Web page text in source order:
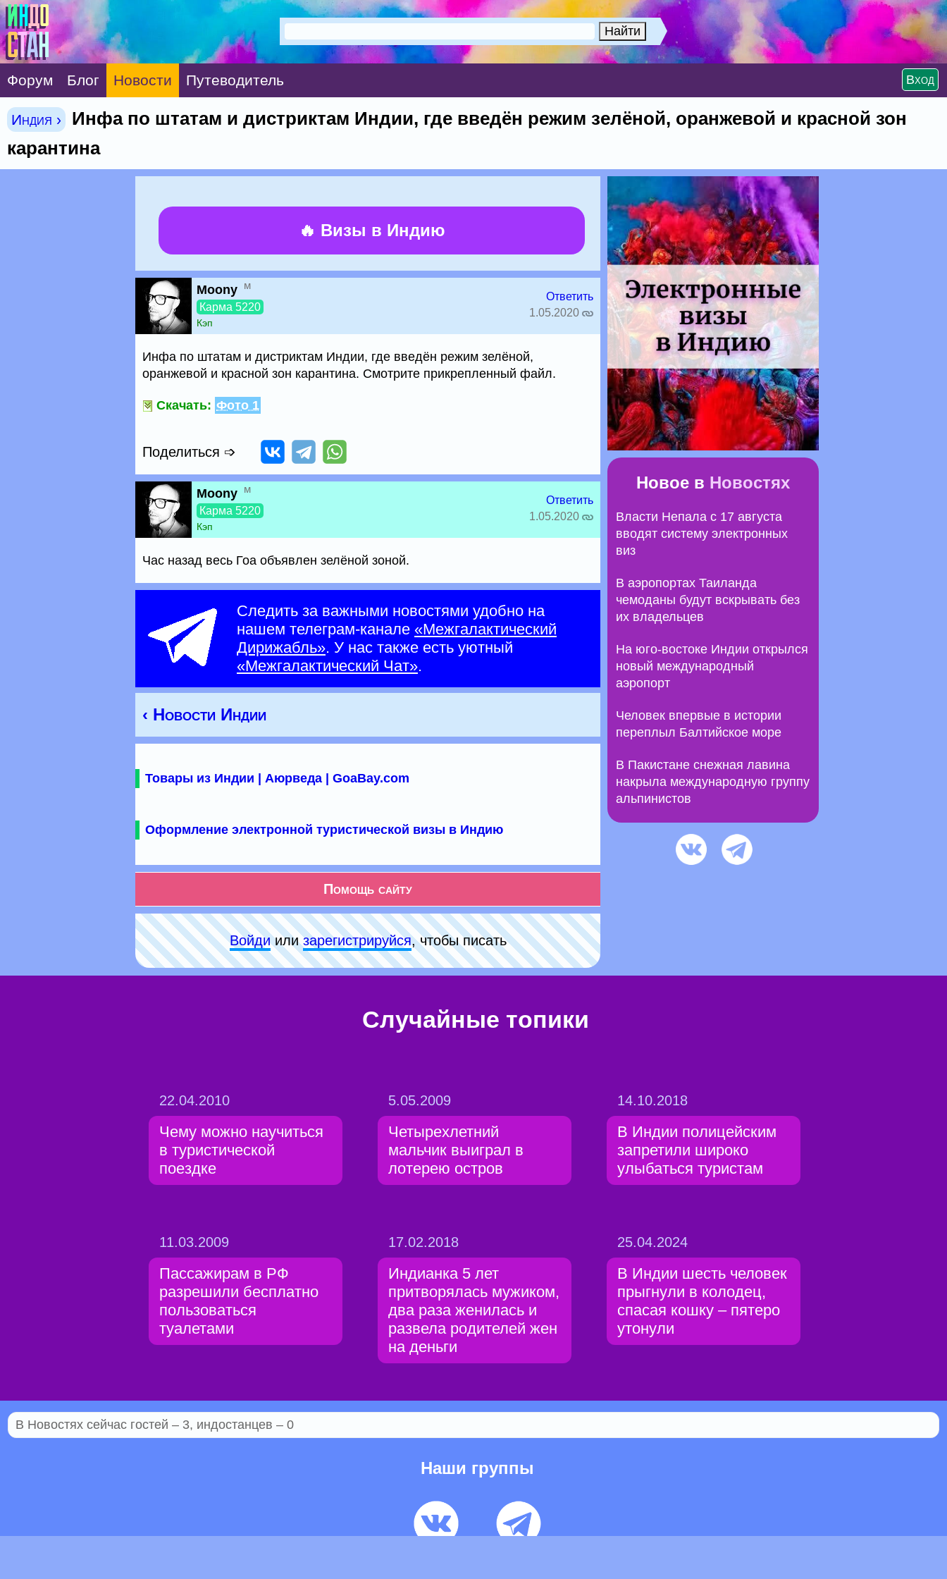
Форум Блог Новости Путеводитель Вход
Индия ›
Инфа по штатам и дистриктам Индии, где введён режим зелёной, оранжевой и красной зон
карантина
🔥 Визы в Индию
Moony м
Карма 5220
Кэп
Ответить
1.05.2020
Инфа по штатам и дистриктам Индии, где введён режим зелёной,
оранжевой и красной зон карантина. Смотрите прикрепленный файл.
Скачать: Фото 1
Поделиться ➩
Moony м
Карма 5220
Кэп
Ответить
1.05.2020
Час назад весь Гоа объявлен зелёной зоной.
Следить за важными новостями удобно на
нашем телеграм-канале «Межгалактический
Дирижабль». У нас также есть уютный
«Межгалактический Чат».
‹ Новости Индии
Товары из Индии | Аюрведа | GoaBay.com
Оформление электронной туристической визы в Индию
Помощь сайту
Войдиилизарeгиcтpируйся, чтобы писать
Новое в Новостях
Власти Непала с 17 августа
вводят систему электронных
виз
В аэропортах Таиланда
чемоданы будут вскрывать без
их владельцев
На юго-востоке Индии открылся
новый международный
аэропорт
Человек впервые в истории
переплыл Балтийское море
В Пакистане снежная лавина
накрыла международную группу
альпинистов
Случайные топики
22.04.2010
Чему можно научиться
в туристической
поездке
5.05.2009
Четырехлетний
мальчик выиграл в
лотерею остров
14.10.2018
В Индии полицейским
запретили широко
улыбаться туристам
11.03.2009
Пассажирам в РФ
разрешили бесплатно
пользоваться
туалетами
17.02.2018
Индианка 5 лет
притворялась мужиком,
два раза женилась и
развела родителей жен
на деньги
25.04.2024
В Индии шесть человек
прыгнули в колодец,
спасая кошку – пятеро
утонули
В Новостях сейчас гостей – 3, индостанцев – 0
Наши группы